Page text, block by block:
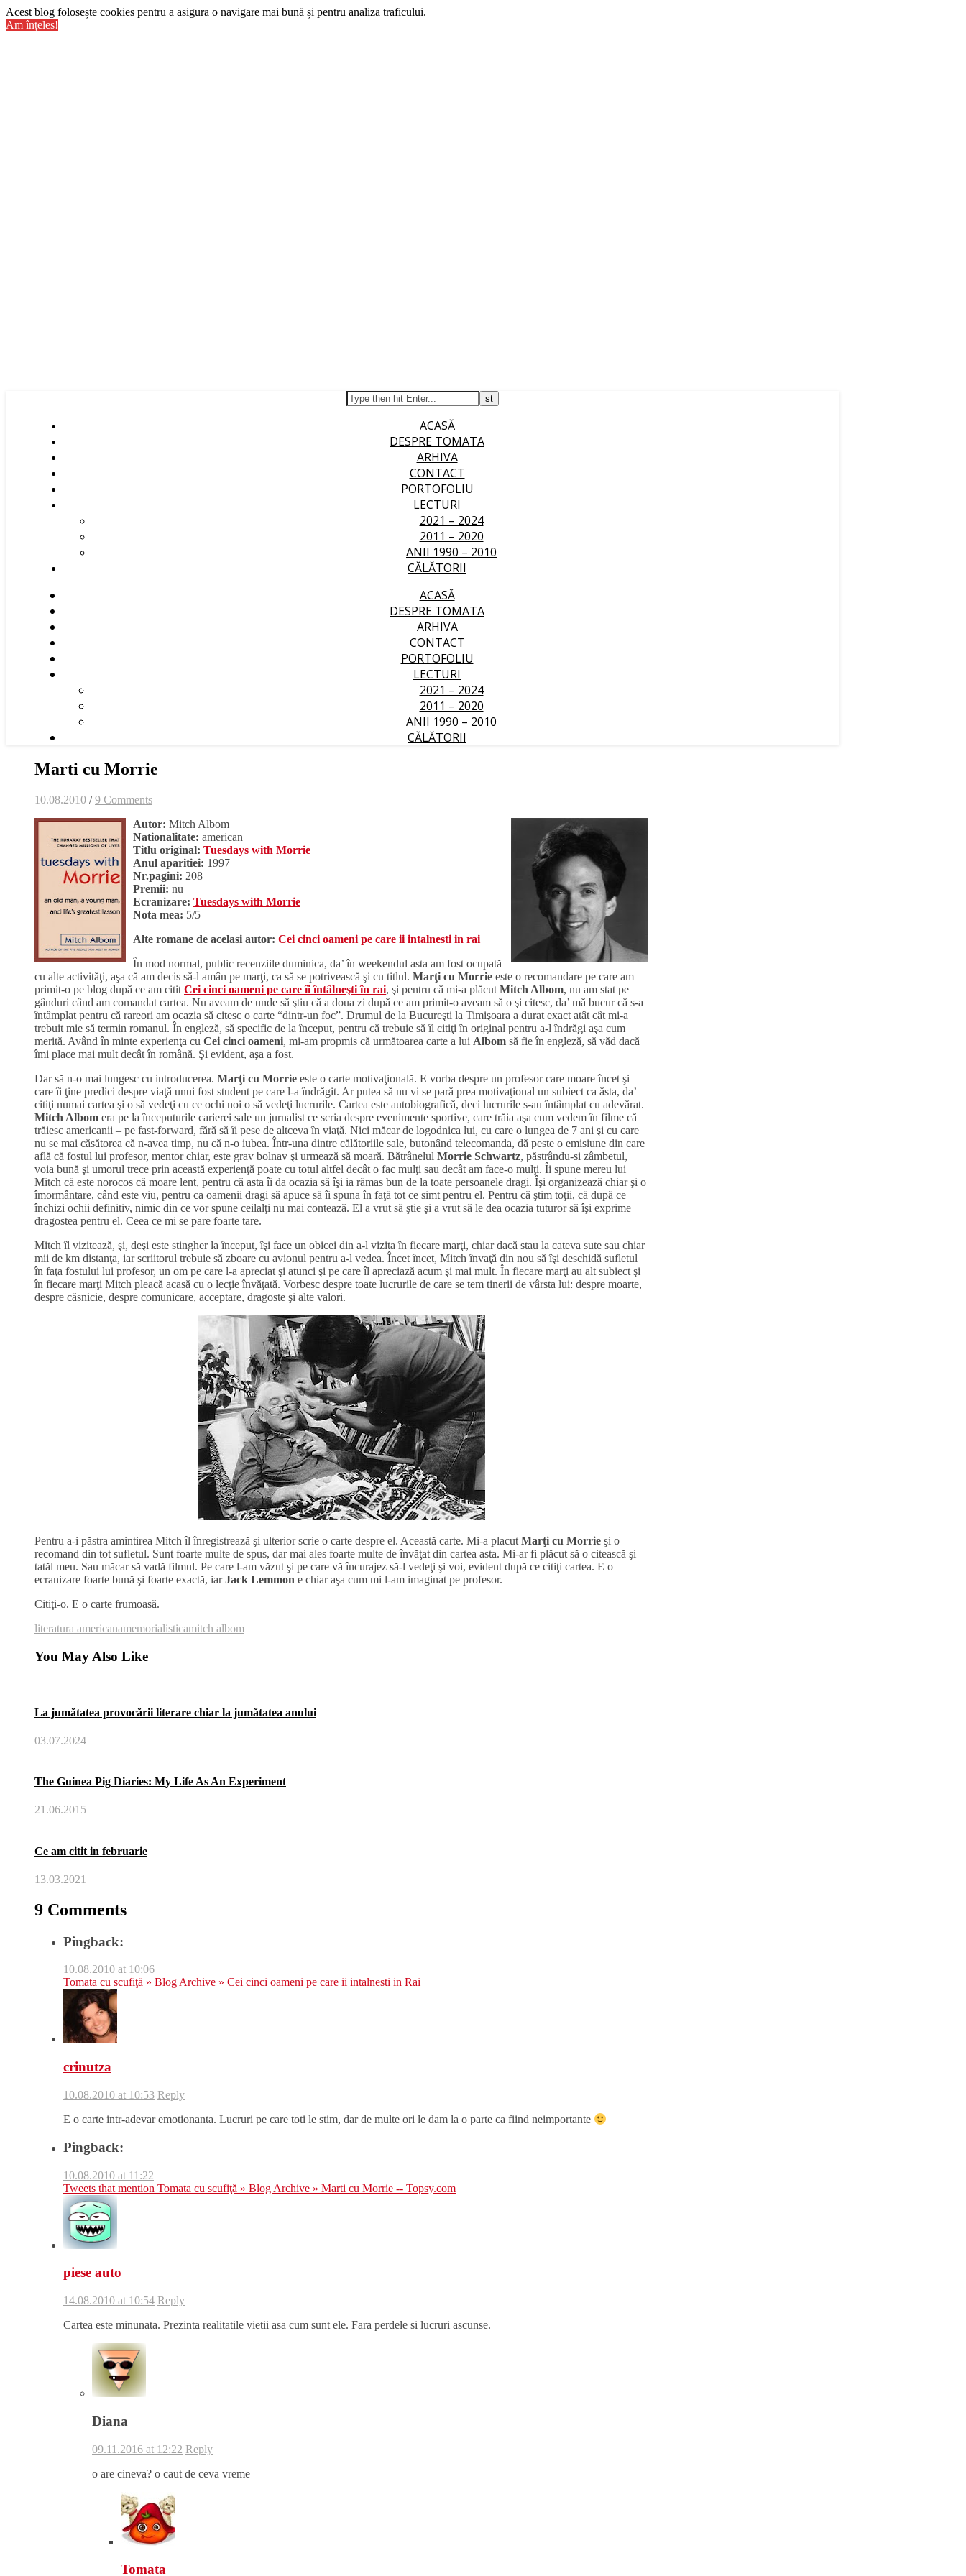
Acest blog folosește cookies pentru a asigura o navigare mai bună și pentru analiza traficului.
Am înțeles!
ACASĂ
DESPRE TOMATA
ARHIVA
CONTACT
PORTOFOLIU
LECTURI
2021 – 2024
2011 – 2020
ANII 1990 – 2010
CĂLĂTORII
ACASĂ
DESPRE TOMATA
ARHIVA
CONTACT
PORTOFOLIU
LECTURI
2021 – 2024
2011 – 2020
ANII 1990 – 2010
CĂLĂTORII
Marti cu Morrie
10.08.2010 / 9 Comments
Autor: Mitch Albom
Nationalitate: american
Titlu original: Tuesdays with Morrie
Anul aparitiei: 1997
Nr.pagini: 208
Premii: nu
Ecranizare: Tuesdays with Morrie
Nota mea: 5/5
Alte romane de acelasi autor: Cei cinci oameni pe care ii intalnesti in rai
În mod normal, public recenziile duminica, da’ în weekendul asta am fost ocupată
cu alte activităţi, aşa că am decis să-l amân pe marţi, ca să se potrivească şi cu titlul. Marţi cu Morrie este o recomandare pe care am
primit-o pe blog după ce am citit Cei cinci oameni pe care îi întâlneşti în rai, şi pentru că mi-a plăcut Mitch Albom, nu am stat pe
gânduri când am comandat cartea. Nu aveam de unde să ştiu că a doua zi după ce am primit-o aveam să o şi citesc, da’ mă bucur că s-a
întâmplat pentru că rareori am ocazia să citesc o carte “dintr-un foc”. Drumul de la Bucureşti la Timişoara a durat exact atât cât mi-a
trebuit mie să termin romanul. În engleză, să specific de la început, pentru că trebuie să îl citiţi în original pentru a-l îndrăgi aşa cum
merită. Având în minte experienţa cu Cei cinci oameni, mi-am propmis că următoarea carte a lui Albom să fie în engleză, să văd dacă
îmi place mai mult decât în română. Şi evident, aşa a fost.
Dar să n-o mai lungesc cu introducerea. Marţi cu Morrie este o carte motivaţională. E vorba despre un profesor care moare încet şi
care îi ţine predici despre viaţă unui fost student pe care l-a îndrăgit. Ar putea să nu vi se pară prea motivaţional un subiect ca ăsta, da’
citiţi numai cartea şi o să vedeţi cu ce ochi noi o să vedeţi lucrurile. Cartea este autobiografică, deci lucrurile s-au întâmplat cu adevărat.
Mitch Albom era pe la începuturile carierei sale un jurnalist ce scria despre evenimente sportive, care trăia aşa cum vedem în filme că
trăiesc americanii – pe fast-forward, fără să îi pese de altceva în viaţă. Nici măcar de logodnica lui, cu care o lungea de 7 ani şi cu care
nu se mai căsătorea că n-avea timp, nu că n-o iubea. Într-una dintre călătoriile sale, butonând telecomanda, dă peste o emisiune din care
află că fostul lui profesor, mentor chiar, este grav bolnav şi urmează să moară. Bătrânelul Morrie Schwartz, păstrându-si zâmbetul,
voia bună şi umorul trece prin această experienţă poate cu totul altfel decât o fac mulţi sau decât am face-o mulţi. Îi spune mereu lui
Mitch că este norocos că moare lent, pentru că asta îi da ocazia să îşi ia rămas bun de la toate persoanele dragi. Îşi organizează chiar şi o
îmormântare, când este viu, pentru ca oamenii dragi să apuce să îi spuna în faţă tot ce simt pentru el. Pentru că ştim toţii, că după ce
închizi ochii definitiv, nimic din ce vor spune ceilalţi nu mai contează. El a vrut să ştie şi a vrut să le dea ocazia tuturor să îşi exprime
dragostea pentru el. Ceea ce mi se pare foarte tare.
Mitch îl vizitează, şi, deşi este stingher la început, îşi face un obicei din a-l vizita în fiecare marţi, chiar dacă stau la cateva sute sau chiar
mii de km distanţa, iar scriitorul trebuie să zboare cu avionul pentru a-l vedea. Încet încet, Mitch învaţă din nou să îşi deschidă sufletul
în faţa fostului lui profesor, un om pe care l-a apreciat şi atunci şi pe care îl apreciază acum şi mai mult. În fiecare marţi au alt subiect şi
în fiecare marţi Mitch pleacă acasă cu o lecţie învăţată. Vorbesc despre toate lucrurile de care se tem tinerii de vârsta lui: despre moarte,
despre căsnicie, despre comunicare, acceptare, dragoste şi alte valori.
Pentru a-i păstra amintirea Mitch îl înregistrează şi ulterior scrie o carte despre el. Această carte. Mi-a placut Marţi cu Morrie şi o
recomand din tot sufletul. Sunt foarte multe de spus, dar mai ales foarte multe de învăţat din cartea asta. Mi-ar fi plăcut să o citească şi
tatăl meu. Sau măcar să vadă filmul. Pe care l-am văzut şi pe care vă încurajez să-l vedeţi şi voi, evident după ce citiţi cartea. E o
ecranizare foarte bună şi foarte exactă, iarJack Lemmon e chiar aşa cum mi l-am imaginat pe profesor.
Citiţi-o. E o carte frumoasă.
literatura americanamemorialisticamitch albom
You May Also Like
La jumătatea provocării literare chiar la jumătatea anului
03.07.2024
The Guinea Pig Diaries: My Life As An Experiment
21.06.2015
Ce am citit in februarie
13.03.2021
9 Comments
Pingback:
10.08.2010 at 10:06
Tomata cu scufiţă » Blog Archive » Cei cinci oameni pe care ii intalnesti in Rai
crinutza
10.08.2010 at 10:53 Reply
E o carte intr-adevar emotionanta. Lucruri pe care toti le stim, dar de multe ori le dam la o parte ca fiind neimportante
Pingback:
10.08.2010 at 11:22
Tweets that mention Tomata cu scufiţă » Blog Archive » Marti cu Morrie -- Topsy.com
piese auto
14.08.2010 at 10:54 Reply
Cartea este minunata. Prezinta realitatile vietii asa cum sunt ele. Fara perdele si lucruri ascunse.
Diana
09.11.2016 at 12:22 Reply
o are cineva? o caut de ceva vreme
Tomata